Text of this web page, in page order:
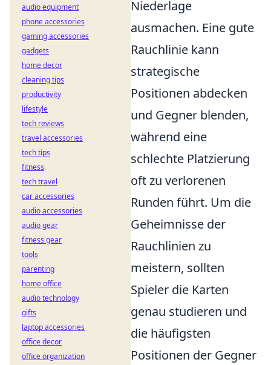
Niederlage
ausmachen. Eine gute
Rauchlinie kann
strategische
Positionen abdecken
und Gegner blenden,
während eine
schlechte Platzierung
oft zu verlorenen
Runden führt. Um die
Geheimnisse der
Rauchlinien zu
meistern, sollten
Spieler die Karten
genau studieren und
die häufigsten
Positionen der Gegner
audio equipment
phone accessories
gaming accessories
gadgets
home decor
cleaning tips
productivity
lifestyle
tech reviews
travel accessories
tech tips
fitness
tech travel
car accessories
audio accessories
audio gear
fitness gear
tools
parenting
home office
audio technology
gifts
laptop accessories
office decor
office organization